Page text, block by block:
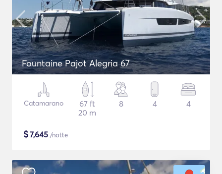
Fountaine Pajot Alegria 67
Catamarano
67 ft
20 m
8 4 4
$7,645 /notte